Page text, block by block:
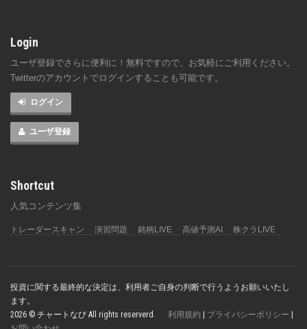
Login
ユーザ登録でさらに便利に！無料ですので、お気軽にご利用ください。
Twitterのアカウントでログインすることも可能です。
ログイン
ユーザ登録
Shortcut
人気コンテンツ集
トレーダースキャン 演習問題 銘柄LIVE 高値予測AI 株クラLIVE
投資に関する最終的な決定は、利用者ご自身の判断で行うようお願いいたし
ます。
2026 © チャートなび All rights reserverd. 利用規約 | プライバシーポリシー |